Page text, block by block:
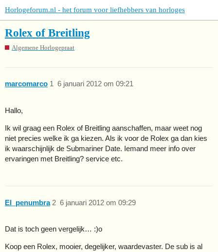
Horlogeforum.nl - het forum voor liefhebbers van horloges
Rolex of Breitling
Algemene Horlogepraat
marcomarco 6 januari 2012 om 09:21
1
Hallo,
Ik wil graag een Rolex of Breitling aanschaffen, maar weet nog
niet precies welke ik ga kiezen. Als ik voor de Rolex ga dan kies
ik waarschijnlijk de Submariner Date. Iemand meer info over
ervaringen met Breitling? service etc.
El_penumbra 6 januari 2012 om 09:29
2
Dat is toch geen vergelijk… :)o
Koop een Rolex, mooier, degelijker, waardevaster. De sub is al